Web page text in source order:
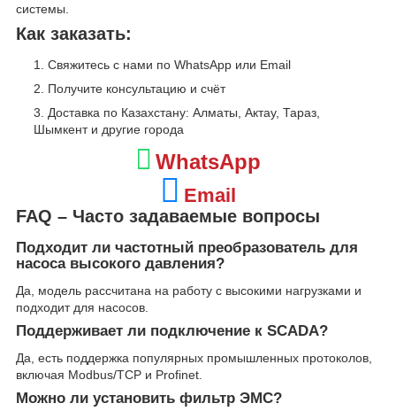
системы.
Как заказать:
Свяжитесь с нами по WhatsApp или Email
Получите консультацию и счёт
Доставка по Казахстану: Алматы, Актау, Тараз,
Шымкент и другие города
WhatsApp
Email
FAQ – Часто задаваемые вопросы
Подходит ли частотный преобразователь для
насоса высокого давления?
Да, модель рассчитана на работу с высокими нагрузками и
подходит для насосов.
Поддерживает ли подключение к SCADA?
Да, есть поддержка популярных промышленных протоколов,
включая Modbus/TCP и Profinet.
Можно ли установить фильтр ЭМС?